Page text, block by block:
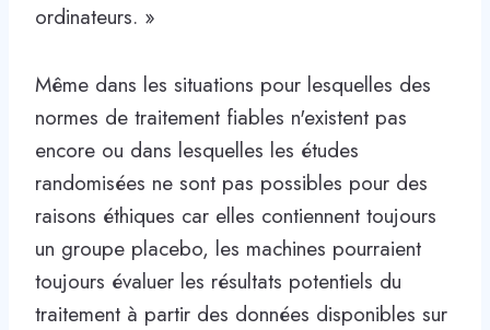
ordinateurs. »
Même dans les situations pour lesquelles des
normes de traitement fiables n'existent pas
encore ou dans lesquelles les études
randomisées ne sont pas possibles pour des
raisons éthiques car elles contiennent toujours
un groupe placebo, les machines pourraient
toujours évaluer les résultats potentiels du
traitement à partir des données disponibles sur